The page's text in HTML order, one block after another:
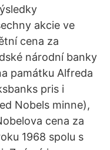
akcie ve
cena za
národní banky
památku Alfreda
pris i
Nobels minne),
cena za
1968 spolu s